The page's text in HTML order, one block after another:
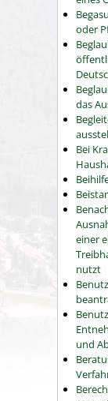
oder
das
Bei
einer
nutzt
und